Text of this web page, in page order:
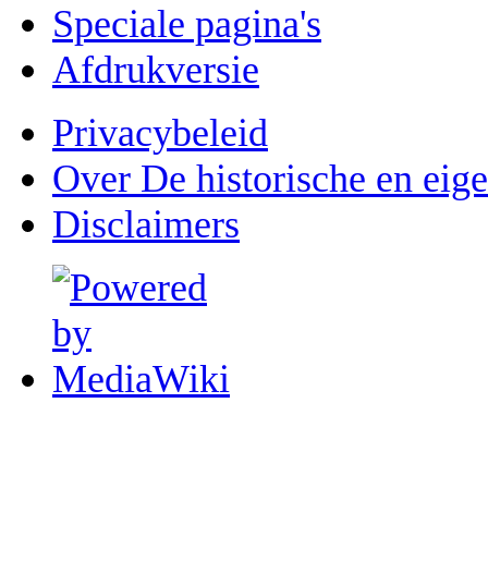
Speciale pagina's
Afdrukversie
Privacybeleid
Over De historische en
Disclaimers